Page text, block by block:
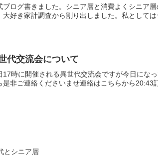
ブログ書きました。シニア層と消費よくシニア
大好き家計調査から割り出しました。私として
代交流会について
17時に開催される異世代交流会ですが今日にな
是非ご連絡くださいませ連絡はこちらから
とシニア層